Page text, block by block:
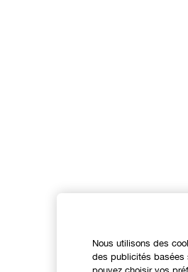
Nous utilisons des
des publicités basées